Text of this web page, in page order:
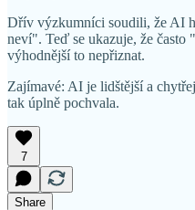
Dřív výzkumníci soudili, že AI
neví". Teď se ukazuje, že
výhodnější to nepřiznat.
Zajímavé: AI je lidštější a
tak úplně pochvala.
7
Share